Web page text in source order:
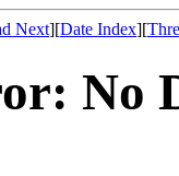
Next][Date Index][
No